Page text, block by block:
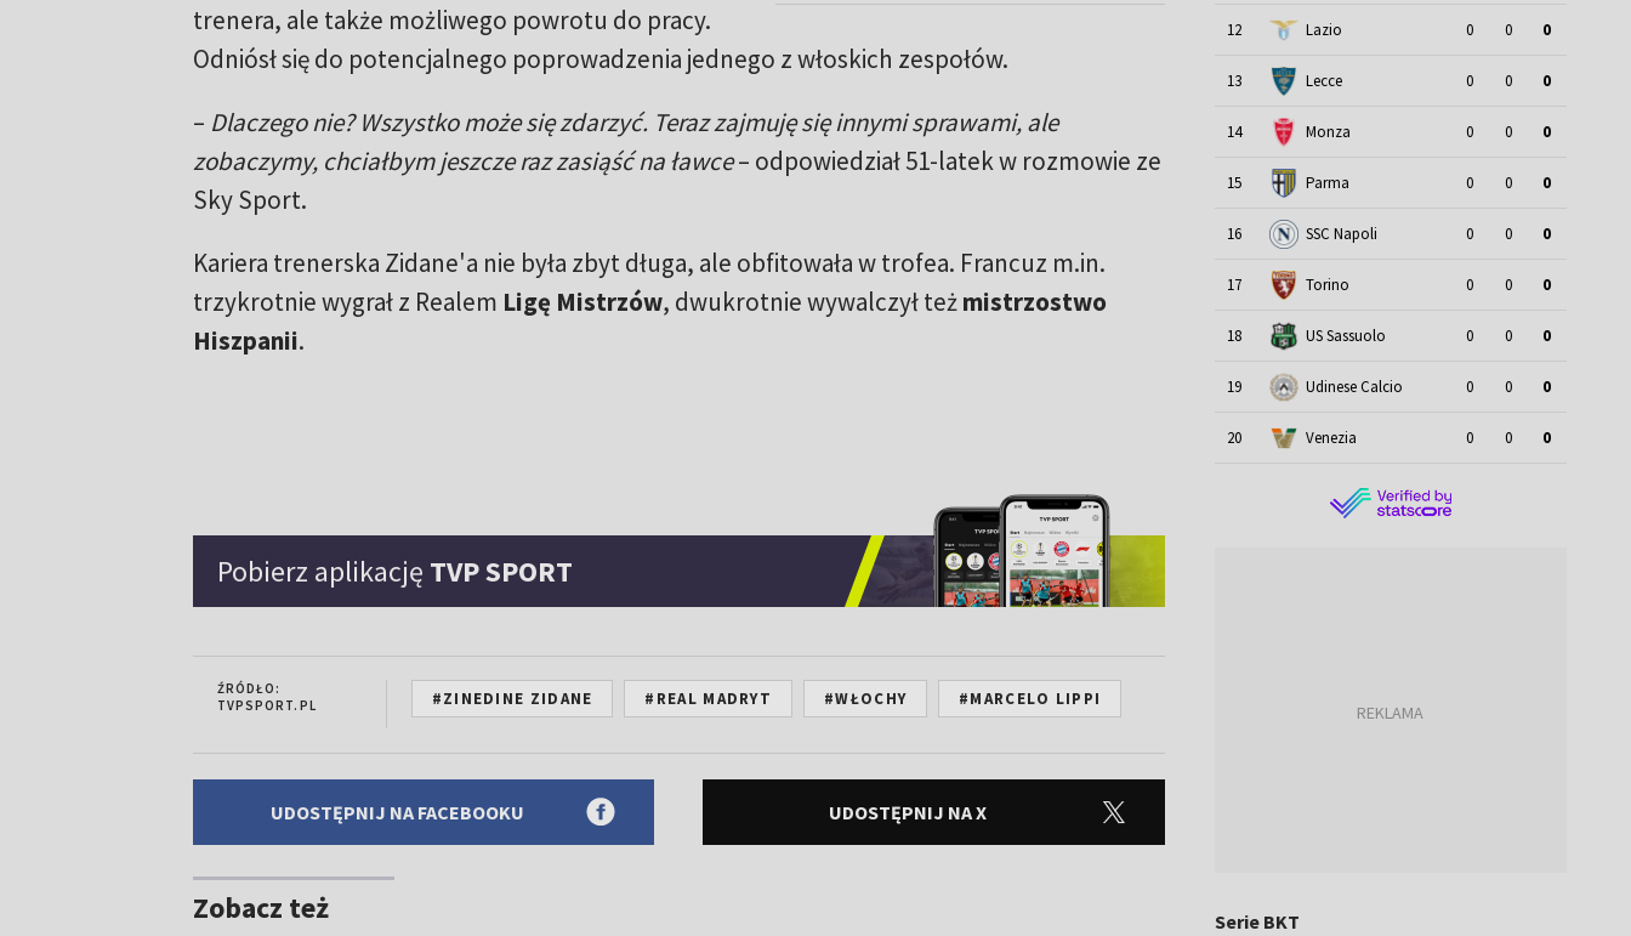
trenera, ale także możliwego powrotu do pracy.
Odniósł się do potencjalnego poprowadzenia jednego z włoskich zespołów.
– Dlaczego nie? Wszystko może się zdarzyć. Teraz zajmuję się innymi sprawami, ale
zobaczymy, chciałbym jeszcze raz zasiąść na ławce– odpowiedział 51-latek w rozmowie ze
Sky Sport.
Kariera trenerska Zidane'a nie była zbyt długa, ale obfitowała w trofea. Francuz m.in.
trzykrotnie wygrał z Realem Ligę Mistrzów, dwukrotnie wywalczył teżmistrzostwo
Hiszpanii.
Pobierz aplikację TVP SPORT
ŹRÓDŁO:
TVPSPORT.PL
#ZINEDINE ZIDANE #REAL MADRYT #WŁOCHY #MARCELO LIPPI
UDOSTĘPNIJ NA FACEBOOKU UDOSTĘPNIJ NA X
Zobacz też
12 Lazio 0 0 0
13 Lecce 0 0 0
14 Monza 0 0 0
15 Parma 0 0 0
16 SSC Napoli 0 0 0
17 Torino 0 0 0
18 US Sassuolo 0 0 0
19 Udinese Calcio 0 0 0
20 Venezia 0 0 0
Serie BKT